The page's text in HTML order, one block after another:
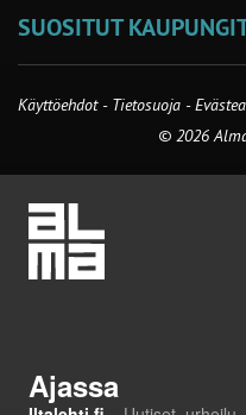
SUOSITUT
Käyttöehdot - Tietosuoja -
© 2026